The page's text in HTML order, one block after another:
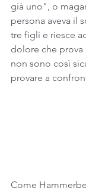
già uno", o
persona aveva il
tre figli e riesce
dolore che
non sono così
provare a
Come